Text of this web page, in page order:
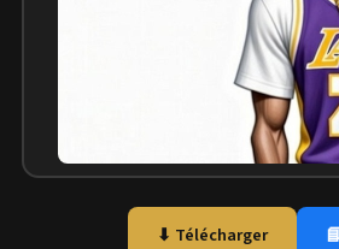
⬇ Télécharger